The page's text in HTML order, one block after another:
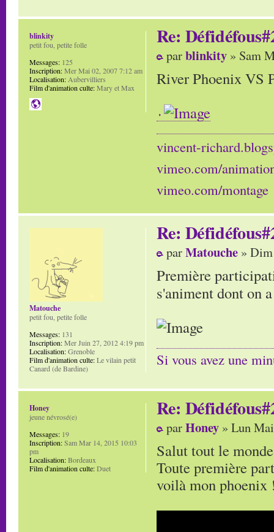
Re:
parblinkity » Sam
River Phoenix VS
vincent-
vimeo.com/
vimeo.com/montage
blinkity
petit fou, petite folle
Messages: 125
Inscription:Mer Mai 02, 2007 7:12 am
Localisation: Aubervilliers
Film d'animation culte:Mary et Max
Re:
parMatouche »
Première
s'animent dont on
Si vous avez une
Matouche
petit fou, petite folle
Messages: 131
Inscription:Mer Juin 27, 2012 4:19 pm
Localisation:Grenoble
Film d'animation culte:Le vilain petit
Canard (de Bardine)
Re:
parHoney » Lun
Salut tout le
Toute première
voilà mon phoenix
Honey
jeune névrosé(e)
Messages: 19
Inscription:Sam Mar 14, 2015 10:03
pm
Localisation:Bordeaux
Film d'animation culte:Duet